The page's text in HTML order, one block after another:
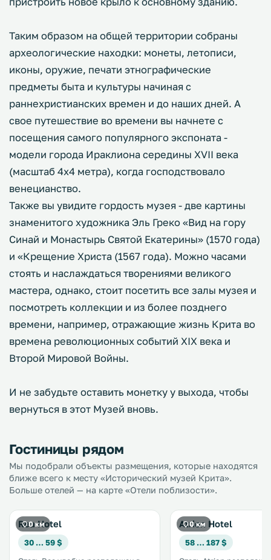
Таким образом на общей территории собраны
археологические находки: монеты, летописи,
иконы, оружие, печати этнографические
предметы быта и культуры начиная с
раннехристианских времен и до наших дней. А
свое путешествие во времени вы начнете с
посещения самого популярного экспоната -
модели города Ираклиона середины XVII века
(масштаб 4х4 метра), когда господствовало
венецианство.
Также вы увидите гордость музея - две картины
знаменитого художника Эль Греко «Вид на гору
Синай и Монастырь Святой Екатерины» (1570 года)
и «Крещение Христа (1567 года). Можно часами
стоять и наслаждаться творениями великого
мастера, однако, стоит посетить все залы музея и
посмотреть коллекции и из более позднего
времени, например, отражающие жизнь Крита во
времена революционных событий XIX века и
Второй Мировой Войны.
И не забудьте оставить монетку у выхода, чтобы
вернуться в этот Музей вновь.
Гостиницы рядом
Мы подобрали объекты размещения, которые находятся
ближе всего к месту «Исторический музей Крита».
Больше отелей — на карте «Отели поблизости».
0 км
Rea Hotel
30 … 59 $
0 км
Atrion Hotel
58 … 187 $